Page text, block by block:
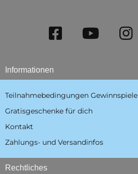
Informationen
Teilnahmebedingungen Gewinnspiele
Gratisgeschenke für dich
Kontakt
Zahlungs- und Versandinfos
Rechtliches